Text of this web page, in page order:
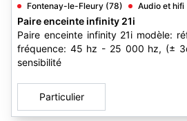
Fontenay-le-Fleury (78) Audio et hifi
Paire enceinte infinity 21i
Paire enceinte infinity 21i modèle:
fréquence: 45 hz - 25 000 hz, (±
sensibilité
Particulier